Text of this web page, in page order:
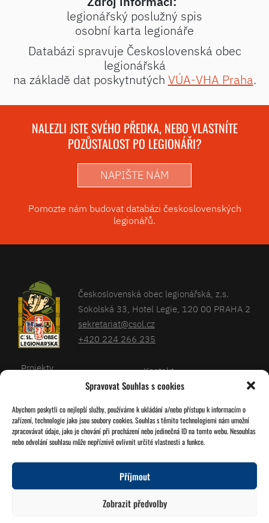
Spravovat Souhlas s cookies
Abychom poskytli co nejlepší služby, používáme k ukládání a/nebo přístupu k informacím o
zařízení, technologie jako jsou soubory cookies. Souhlas s těmito technologiemi nám umožní
zpracovávat údaje, jako je chování při procházení nebo jedinečná ID na tomto webu. Nesouhlas
nebo odvolání souhlasu může nepříznivě ovlivnit určité vlastnosti a funkce.
Příjmout
Zobrazit předvolby
legionářský poslužný spis
osobní karta legionáře
Databázi spravuje Československá obec
legionářská
na základě dat poskytnutých VÚA-VHA Praha.
NALEZLI JSTE SVÉHO PŘEDKA, NEBO VLASTNÍTE
POZŮSTALOST PO LEGIONÁŘI?
NAPIŠTE NÁM
Pomozte nám budovat databázi československých
legionářů.
Československá obec legionářská, z.s.
Sokolská 33, Hotel Legie, 120 00 PRAHA 2
sekretariat@csol.cz
+420 224 266 235
Sledujte nás!
Projekty
Kalendář
O nás
Kontakt
Databáze legionářů
Pro členy
Zásady cookies